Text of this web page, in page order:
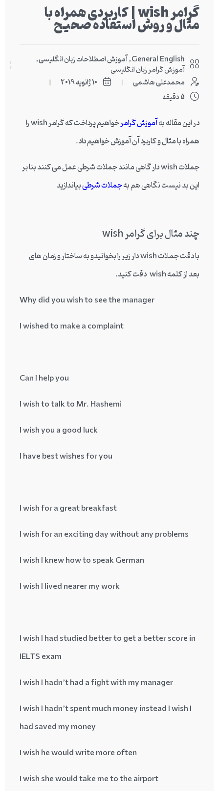
گرامر wish | کاربردی همراه با
مثال و روش استفاده صحیح
General English
,آموزش اصطلاحات زبان انگلیسی,
آموزش گرامر زبان انگلیسی
محمدعلی هاشمی
10 ژانویه 2019
5 دقیقه
در این مقاله بهآموزش گرامر
خواهیم پرداخت که گرامر wish را
همراه با مثال و کاربرد آن آموزش خواهیم داد.
جملات wish دار گاهی مانند جملات شرطی عمل می کنند بنا بر
این بد نیست نگاهی هم بهجملات شرطیبیاندازید
چند مثال برای گرامرwish
با دقت جملات wish دار زیر را بخوانیدو به ساختار و زمان های
بعد از کلمه wish دقت کنید.
Why did you wish to see the manager
I wished to make a complaint
Can I help you
I wish to talk to Mr. Hashemi
I wish you a good luck
I have best wishes for you
I wish for a great breakfast
I wish for an exciting day without any problems
I wish I knew how to speak German
I wish I lived nearer my work
I wish I had studied better to get a better score in
IELTS exam
I wish I hadn’t had a fight with my manager
I wish I hadn’t spent much money instead I wish I
had saved my money
I wish he would write more often
I wish she would take me to the airport